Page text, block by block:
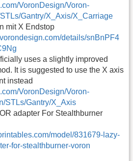
VoronDesign/Voron-
Gantry/X_Axis/X_Carriage
mit X Endstop
details/snBnPF4
uses a slightly improved
It is suggested to use the X axis
instead
VoronDesign/Voron-
STLs/Gantry/X_Axis
adapter For Stealthburner
model/831679-lazy-
for-stealthburner-voron